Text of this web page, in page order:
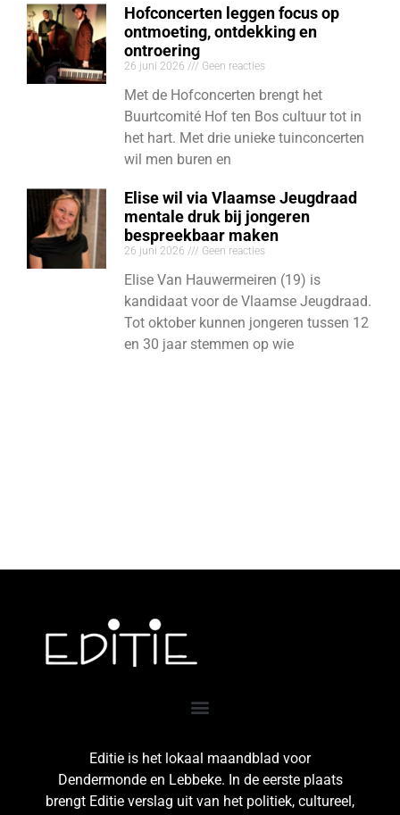
Hofconcerten leggen focus op
ontmoeting, ontdekking en
ontroering
26 juni 2026 Geen reacties
Met de Hofconcerten brengt het
Buurtcomité Hof ten Bos cultuur tot in
het hart. Met drie unieke tuinconcerten
wil men buren en
Elise wil via Vlaamse Jeugdraad
mentale druk bij jongeren
bespreekbaar maken
26 juni 2026 Geen reacties
Elise Van Hauwermeiren (19) is
kandidaat voor de Vlaamse Jeugdraad.
Tot oktober kunnen jongeren tussen 12
en 30 jaar stemmen op wie
Editie is het lokaal maandblad voor
Dendermonde en Lebbeke. In de eerste plaats
brengt Editie verslag uit van het politiek, cultureel,